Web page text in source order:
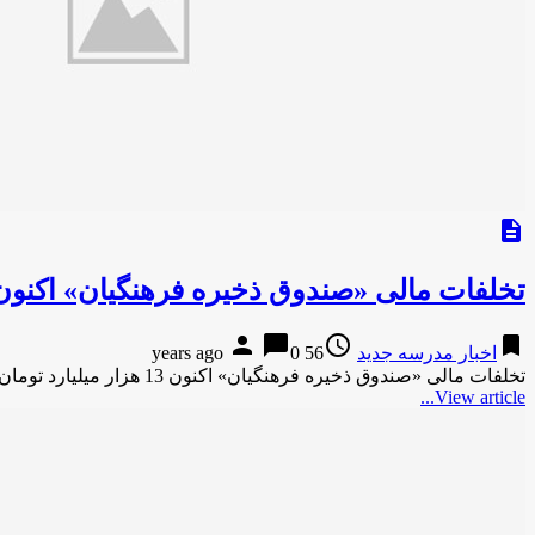
description
تخلفات مالی «صندوق ذخیره فرهنگیان» اکنون 13 هزار میلیارد تومان است/ متهمان افزایش
bookmark اخبار مدرسه جدید access_time
56 years ago
person chat_bubble0
تخلفات مالی «صندوق ذخیره فرهنگیان» اکنون 13 هزار میلیارد تومان است/ متهمان افزایش می‌یابندقدس آنلاین تخلفات مالی «صندوق ذخیره فرهنگیان» …
View article...